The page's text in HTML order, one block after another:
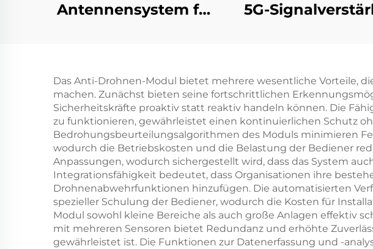
Antennensystem für
Effektive
Frequenzschirmung
UAV-Signale
5G-
Das Anti-Drohnen-Modul bietet mehrere wesentliche Vorteile,
machen. Zunächst bieten seine fortschrittlichen
Sicherheitskräfte proaktiv statt reaktiv handeln können. Die
zu funktionieren, gewährleistet einen kontinuierlichen Schutz
Bedrohungsbeurteilungsalgorithmen des Moduls minimieren
wodurch die Betriebskosten und die Belastung der Bediener
Anpassungen, wodurch sichergestellt wird, dass das System
Integrationsfähigkeit bedeutet, dass Organisationen ihre
Drohnenabwehrfunktionen hinzufügen. Die automatisierten
spezieller Schulung der Bediener, wodurch die Kosten für
Modul sowohl kleine Bereiche als auch große Anlagen effektiv
mit mehreren Sensoren bietet Redundanz und erhöhte
gewährleistet ist. Die Funktionen zur Datenerfassung und -